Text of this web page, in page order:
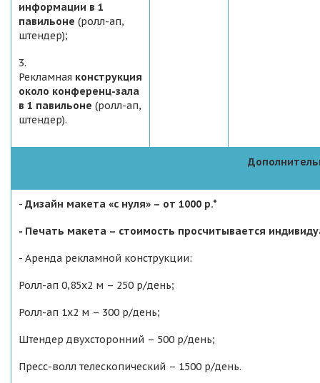
информации в 1
павильоне (ролл-ап,
штендер);
3.
Рекламная конструкция
около конференц-зала
в 1 павильоне (ролл-ап,
штендер).
- Дизайн макета «с нуля» – от 1000 р.*
- Печать макета – стоимость просчитывается
- Аренда рекламной конструкции:
Ролл-ап 0,85х2 м – 250 р/день;
Ролл-ап 1x2 м – 300 р/день;
Штендер двухсторонний – 500 р/день;
Пресс-волл телескопический – 1500 р/день.